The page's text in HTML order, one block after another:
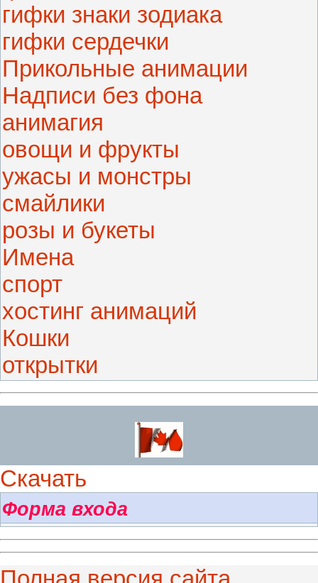
гифки знаки зодиака
гифки сердечки
Прикольные анимации
Надписи без фона
анимагия
овощи и фрукты
ужасы и монстры
смайлики
розы и букеты
Имена
спорт
хостинг анимаций
Кошки
открытки
Скачать
Форма входа